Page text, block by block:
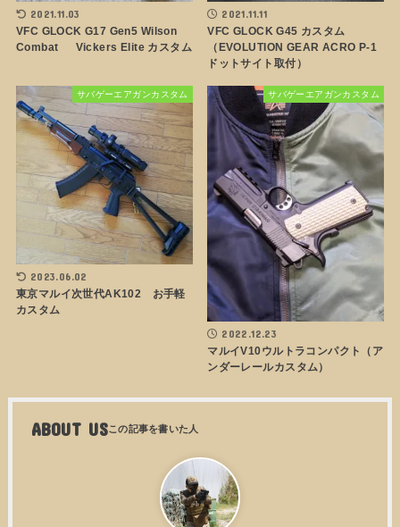
2021.11.03
VFC GLOCK G17 Gen5 Wilson
Combat Vickers Elite カスタム
2021.11.11
VFC GLOCK G45 カスタム
（EVOLUTION GEAR ACRO P-1
ドットサイト取付）
サバゲーエアガンカスタム
2023.06.02
東京マルイ次世代AK102 お手軽
カスタム
サバゲーエアガンカスタム
2022.12.23
マルイV10ウルトラコンパクト（ア
ンダーレールカスタム）
ABOUT US